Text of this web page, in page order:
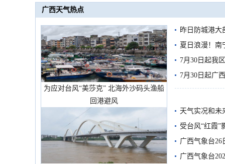
广西天气热点
为应对台风“美莎克” 北海外沙码头渔船
回港避风
昨日防城港大
雨
夏日浪漫！南
7月30日起我
7月30日起广
天气实况和未
受台风“红霞”
有较强降雨
广西气象台26
广西气象台